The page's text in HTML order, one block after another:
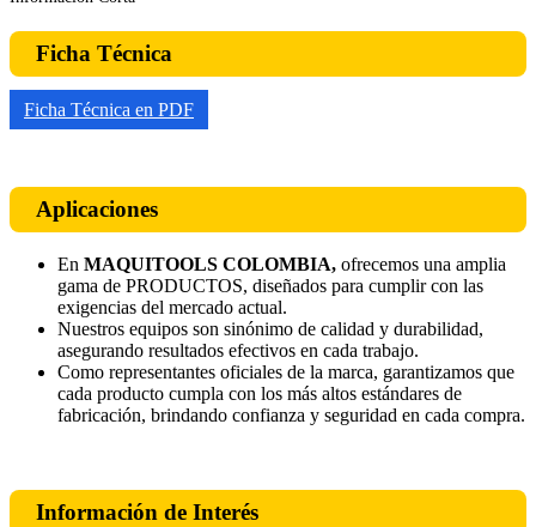
Ficha Técnica
Ficha Técnica en PDF
Aplicaciones
En MAQUITOOLS COLOMBIA, ofrecemos una amplia
gama de PRODUCTOS, diseñados para cumplir con las
exigencias del mercado actual.
Nuestros equipos son sinónimo de calidad y durabilidad,
asegurando resultados efectivos en cada trabajo.
Como representantes oficiales de la marca, garantizamos que
cada producto cumpla con los más altos estándares de
fabricación, brindando confianza y seguridad en cada compra.
Información de Interés